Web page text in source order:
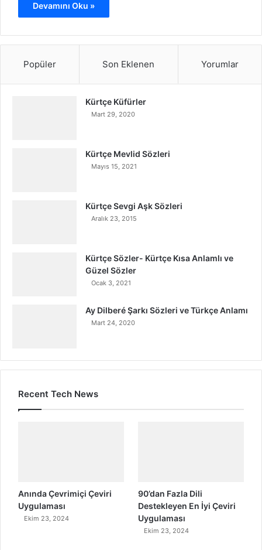
Devamını Oku »
Popüler Son Eklenen Yorumlar
Kürtçe Küfürler
Mart 29, 2020
Kürtçe Mevlid Sözleri
Mayıs 15, 2021
Kürtçe Sevgi Aşk Sözleri
Aralık 23, 2015
Kürtçe Sözler- Kürtçe Kısa Anlamlı ve
Güzel Sözler
Ocak 3, 2021
Ay Dilberé Şarkı Sözleri ve Türkçe Anlamı
Mart 24, 2020
Recent Tech News
Anında Çevrimiçi Çeviri
Uygulaması
Ekim 23, 2024
90’dan Fazla Dili
Destekleyen En İyi Çeviri
Uygulaması
Ekim 23, 2024